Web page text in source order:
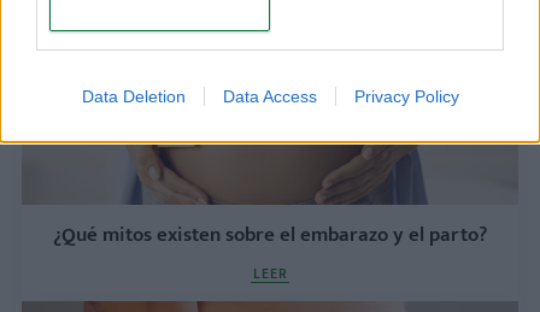
Data Deletion Data Access Privacy Policy
¿Qué mitos existen sobre el embarazo y el parto?
LEER